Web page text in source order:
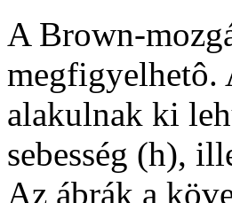
A Brown-
megfigyelhetô.
alakulnak ki
sebesség (h),
Az ábrák a